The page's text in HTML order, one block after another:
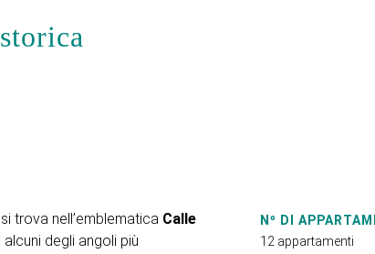
trova nell’emblematica Calle
degli angoli più
Nº DI
12 appartamenti